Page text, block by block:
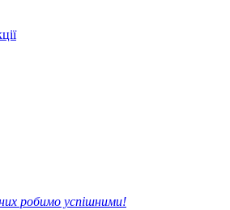
робимо успішними!